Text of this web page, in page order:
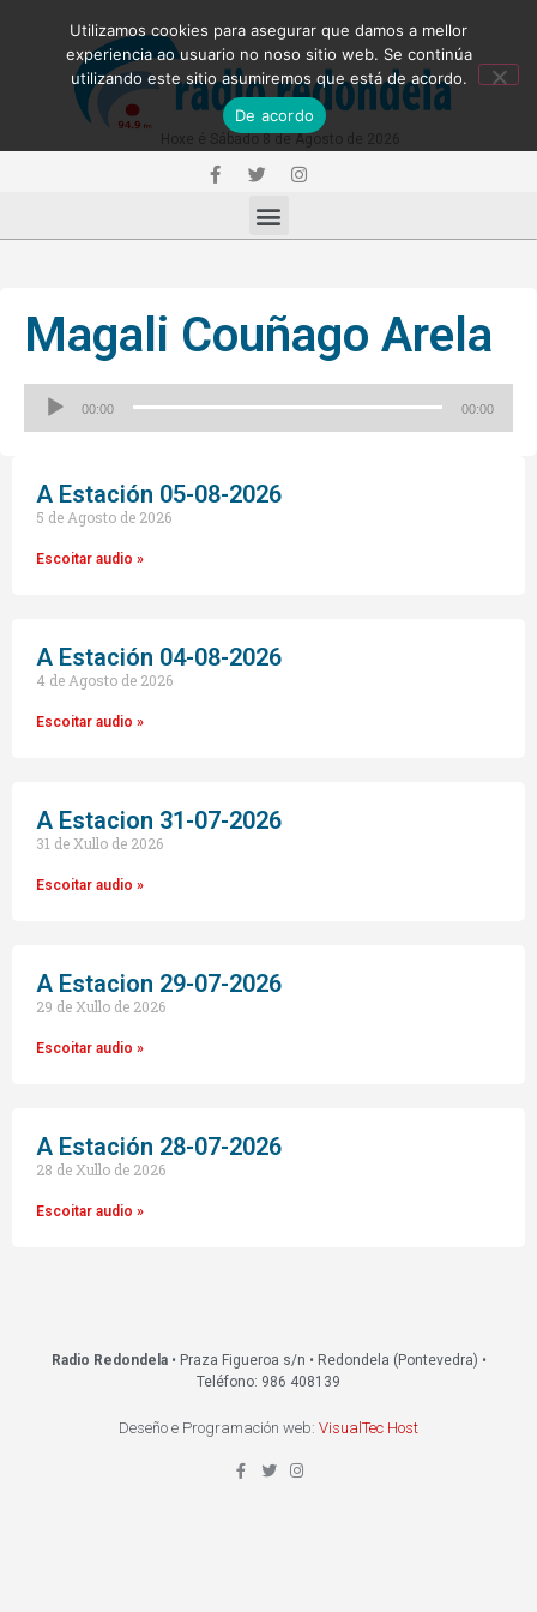
Magali Couñago Arela
00:00 00:00
A Estación 05-08-2026
5 de Agosto de 2026
Escoitar audio »
A Estación 04-08-2026
4 de Agosto de 2026
Escoitar audio »
A Estacion 31-07-2026
31 de Xullo de 2026
Escoitar audio »
A Estacion 29-07-2026
29 de Xullo de 2026
Escoitar audio »
A Estación 28-07-2026
28 de Xullo de 2026
Escoitar audio »
Radio Redondela• Praza Figueroa s/n • Redondela (Pontevedra) •
Teléfono: 986 408139
Deseño e Programación web: VisualTec Host
Utilizamos cookies para asegurar que damos a mellor
experiencia ao usuario no noso sitio web. Se continúa
utilizando este sitio asumiremos que está de acordo.
De acordo